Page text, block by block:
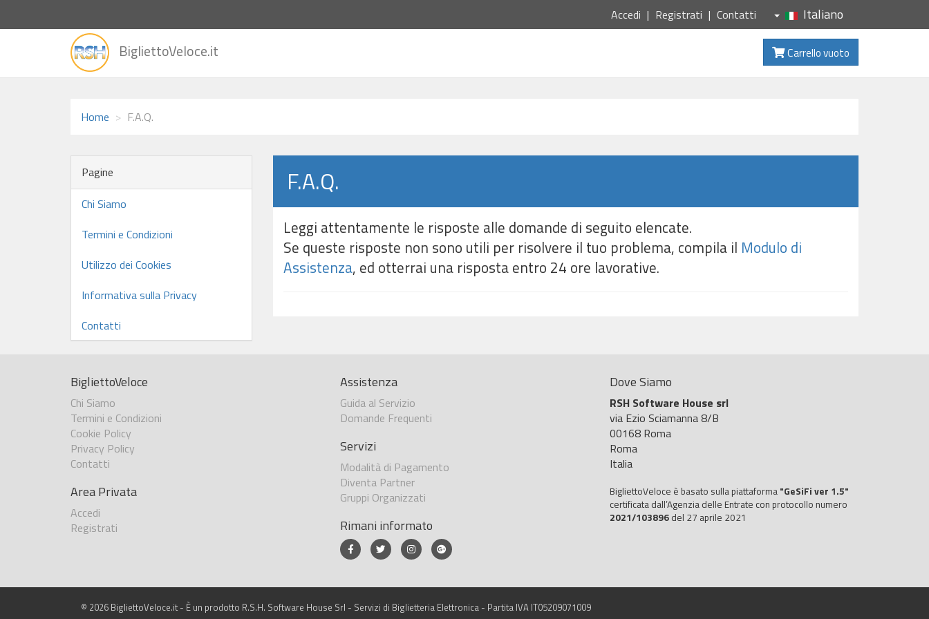
Accedi Registrati Contatti Italiano
alla
BigliettoVeloce.it Carrello vuoto
Home F.A.Q.
Pagine
Chi Siamo
Termini e Condizioni
Utilizzo dei Cookies
Informativa sulla Privacy
Contatti
F.A.Q.
Leggi attentamente le risposte alle domande di seguito elencate.
Se queste risposte non sono utili per risolvere il tuo problema, compila il Modulo di
Assistenza, ed otterrai una risposta entro 24 ore lavorative.
BigliettoVeloce
Chi Siamo
Termini e Condizioni
Cookie Policy
Privacy Policy
Contatti
Area Privata
Accedi
Registrati
Assistenza
Guida al Servizio
Domande Frequenti
Servizi
Modalità di Pagamento
Diventa Partner
Gruppi Organizzati
Rimani informato
Dove Siamo
RSH Software House srl
via Ezio Sciamanna 8/B
00168 Roma
Roma
Italia
BigliettoVeloce è basato sulla piattaforma "GeSiFi ver 1.5"
certificata dall’Agenzia delle Entrate con protocollo numero
2021/103896 del 27 aprile 2021
© 2026 BigliettoVeloce.it - È un prodotto R.S.H. Software House Srl - Servizi di Biglietteria Elettronica - Partita IVA IT05209071009